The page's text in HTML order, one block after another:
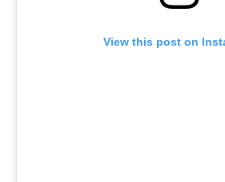
View this post on